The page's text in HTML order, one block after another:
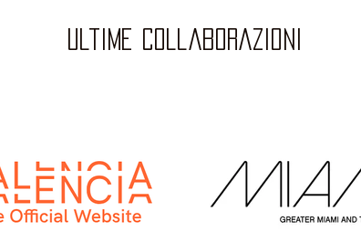
ultime collaborazioni